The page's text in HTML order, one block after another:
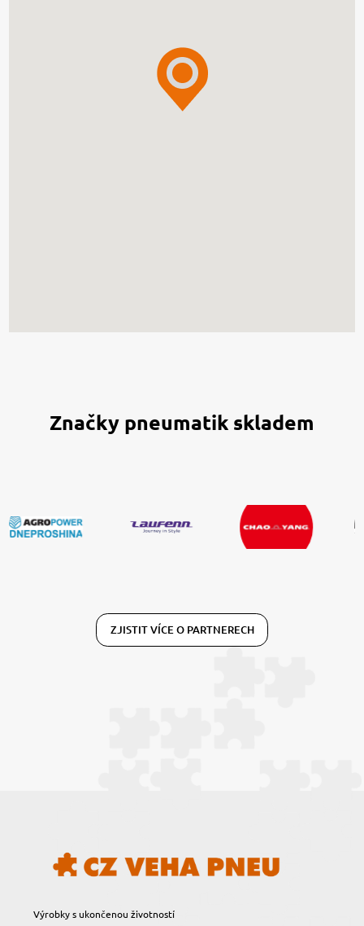
Značky pneumatik skladem
ZJISTIT VÍCE O PARTNERECH
Výrobky s ukončenou životností